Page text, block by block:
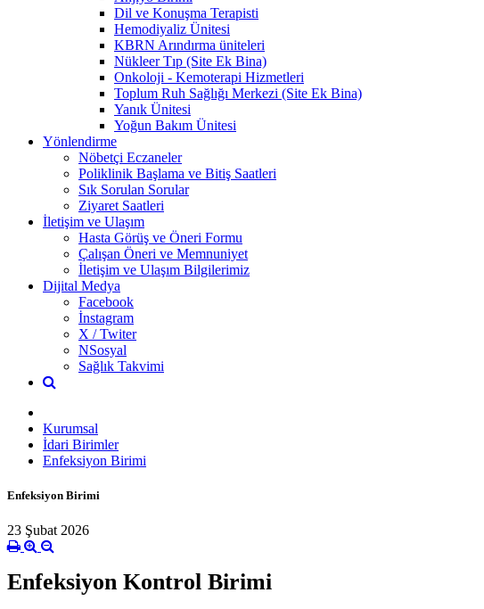
Dil ve Konuşma Terapisti
Hemodiyaliz Ünitesi
KBRN Arındırma üniteleri
Nükleer Tıp (Site Ek Bina)
Onkoloji - Kemoterapi Hizmetleri
Toplum Ruh Sağlığı Merkezi (Site Ek Bina)
Yanık Ünitesi
Yoğun Bakım Ünitesi
Yönlendirme
Nöbetçi Eczaneler
Poliklinik Başlama ve Bitiş Saatleri
Sık Sorulan Sorular
Ziyaret Saatleri
İletişim ve Ulaşım
Hasta Görüş ve Öneri Formu
Çalışan Öneri ve Memnuniyet
İletişim ve Ulaşım Bilgilerimiz
Dijital Medya
Facebook
İnstagram
X / Twiter
NSosyal
Sağlık Takvimi
Kurumsal
İdari Birimler
Enfeksiyon Birimi
Enfeksiyon Birimi
23 Şubat 2026
Enfeksiyon Kontrol Birimi